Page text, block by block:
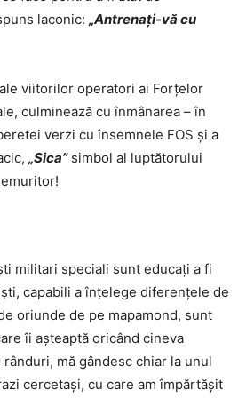
laconic: „Antrenați-vă cu
viitorilor operatori ai Forțelor
culminează cu înmânarea – în
verzi cu însemnele FOS și a
„Sica”simbol al luptătorului
militari speciali sunt educați a fi
capabili a înțelege diferențele de
oriunde de pe mapamond, sunt
îi așteaptă oricând cineva
mă gândesc chiar la unul
cercetași, cu care am împărtășit